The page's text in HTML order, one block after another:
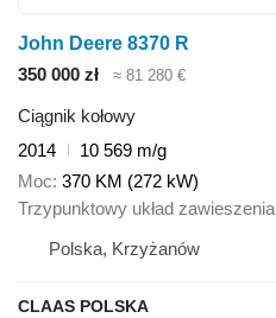
John Deere 8370 R
350 000 zł
≈ 81 280 €
Ciągnik kołowy
2014
10 569 m/g
Moc 370 KM (272 kW)
Trzypunktowy układ zawieszenia
Polska, Krzyżanów
CLAAS POLSKA